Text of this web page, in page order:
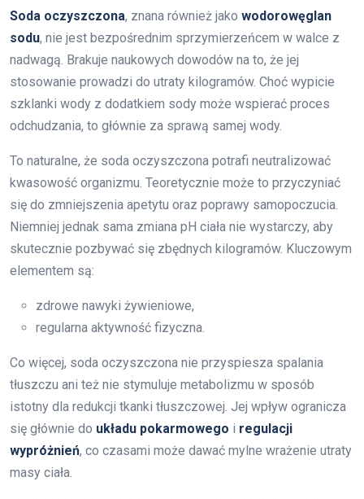
Soda oczyszczona, znana również jako wodorowęglan
sodu, nie jest bezpośrednim sprzymierzeńcem w walce z
nadwagą. Brakuje naukowych dowodów na to, że jej
stosowanie prowadzi do utraty kilogramów. Choć wypicie
szklanki wody z dodatkiem sody może wspierać proces
odchudzania, to głównie za sprawą samej wody.
To naturalne, że soda oczyszczona potrafi neutralizować
kwasowość organizmu. Teoretycznie może to przyczyniać
się do zmniejszenia apetytu oraz poprawy samopoczucia.
Niemniej jednak sama zmiana pH ciała nie wystarczy, aby
skutecznie pozbywać się zbędnych kilogramów. Kluczowym
elementem są:
zdrowe nawyki żywieniowe,
regularna aktywność fizyczna.
Co więcej, soda oczyszczona nie przyspiesza spalania
tłuszczu ani też nie stymuluje metabolizmu w sposób
istotny dla redukcji tkanki tłuszczowej. Jej wpływ ogranicza
się głównie do układu pokarmowego i regulacji
wypróżnień, co czasami może dawać mylne wrażenie utraty
masy ciała.